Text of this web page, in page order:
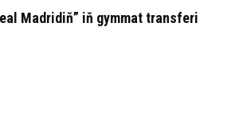
Madridiň” iň gymmat transferi